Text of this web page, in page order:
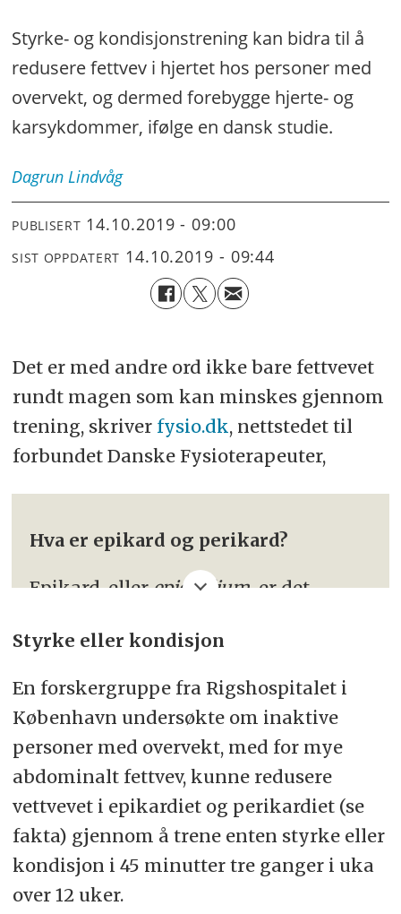
Styrke- og kondisjonstrening kan bidra til å
redusere fettvev i hjertet hos personer med
overvekt, og dermed forebygge hjerte- og
karsykdommer, ifølge en dansk studie.
Dagrun Lindvåg
PUBLISERT 14.10.2019 - 09:00
SIST OPPDATERT 14.10.2019 - 09:44
Det er med andre ord ikke bare fettvevet
rundt magen som kan minskes gjennom
trening, skriver fysio.dk, nettstedet til
forbundet Danske Fysioterapeuter,
Hva er epikard og perikard?
Epikard, ellerepicardium,er det
overflaten avhjertetutvendig. Det
kler også litt av de tilstøtende delene
av hovedpulsåren (aorta),
lungepulsåren
(arteria pulmonalis)
øvre
hulvene (vena cava superior). Ved
hjertets basis danner det en
omslagsfold og går over på innsiden
avhjerteposen (perikard).
Kilde: Store Medisinske Leksikon.
Styrke eller kondisjon
En forskergruppe fra Rigshospitalet i
København undersøkte om inaktive
personer med overvekt, med for mye
abdominalt fettvev, kunne redusere
vettvevet i epikardiet og perikardiet (se
fakta) gjennom å trene enten styrke eller
kondisjon i 45 minutter tre ganger i uka
over 12 uker.